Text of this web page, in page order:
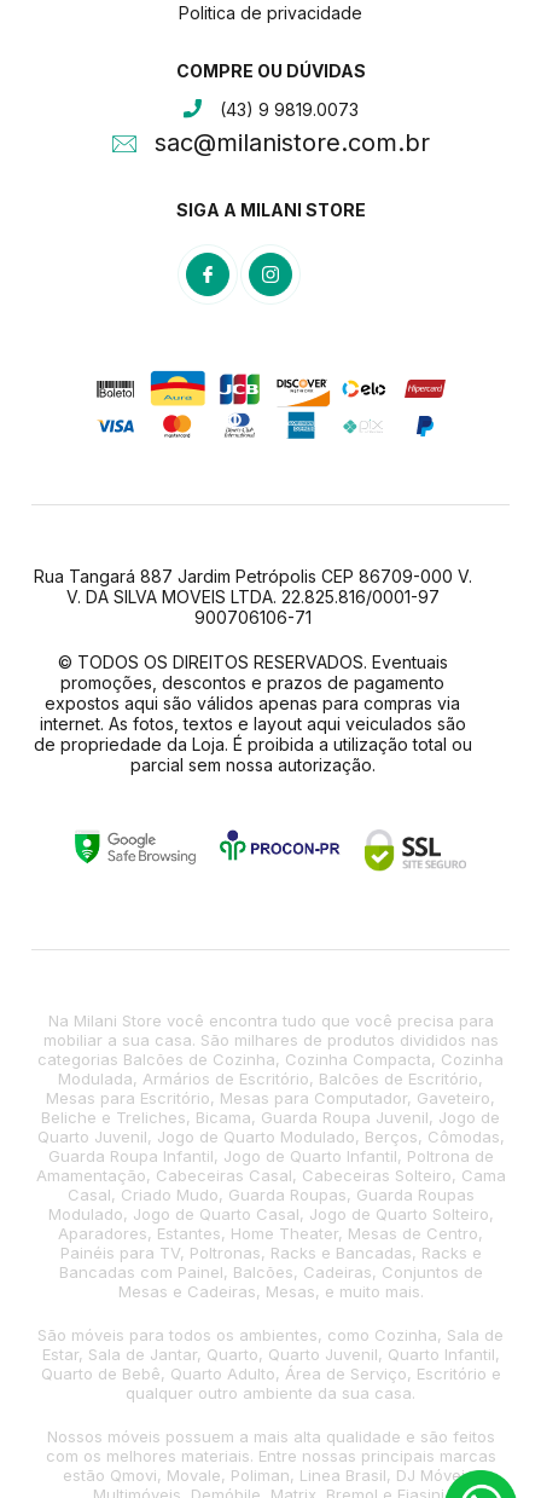
Politica de privacidade
COMPRE OU DÚVIDAS
(43) 9 9819.0073
sac@milanistore.com.br
SIGA A MILANI STORE
Rua Tangará 887 Jardim Petrópolis CEP 86709-000 V.
V. DA SILVA MOVEIS LTDA. 22.825.816/0001-97
900706106-71
© TODOS OS DIREITOS RESERVADOS. Eventuais
promoções, descontos e prazos de pagamento
expostos aqui são válidos apenas para compras via
internet. As fotos, textos e layout aqui veiculados são
de propriedade da Loja. É proibida a utilização total ou
parcial sem nossa autorização.
Na Milani Store você encontra tudo que você precisa para
mobiliar a sua casa. São milhares de produtos divididos nas
categorias Balcões de Cozinha, Cozinha Compacta, Cozinha
Modulada, Armários de Escritório, Balcões de Escritório,
Mesas para Escritório, Mesas para Computador, Gaveteiro,
Beliche e Treliches, Bicama, Guarda Roupa Juvenil, Jogo de
Quarto Juvenil, Jogo de Quarto Modulado, Berços, Cômodas,
Guarda Roupa Infantil, Jogo de Quarto Infantil, Poltrona de
Amamentação, Cabeceiras Casal, Cabeceiras Solteiro, Cama
Casal, Criado Mudo, Guarda Roupas, Guarda Roupas
Modulado, Jogo de Quarto Casal, Jogo de Quarto Solteiro,
Aparadores, Estantes, Home Theater, Mesas de Centro,
Painéis para TV, Poltronas, Racks e Bancadas, Racks e
Bancadas com Painel, Balcões, Cadeiras, Conjuntos de
Mesas e Cadeiras, Mesas, e muito mais.
São móveis para todos os ambientes, como Cozinha, Sala de
Estar, Sala de Jantar, Quarto, Quarto Juvenil, Quarto Infantil,
Quarto de Bebê, Quarto Adulto, Área de Serviço, Escritório e
qualquer outro ambiente da sua casa.
Nossos móveis possuem a mais alta qualidade e são feitos
com os melhores materiais. Entre nossas principais marcas
estão Qmovi, Movale, Poliman, Linea Brasil, DJ Móveis,